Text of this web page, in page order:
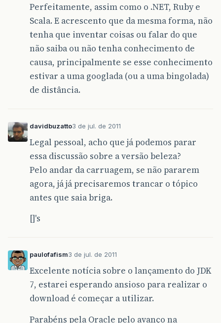
Perfeitamente, assim como o .NET, Ruby e
Scala. E acrescento que da mesma forma, não
tenha que inventar coisas ou falar do que
não saiba ou não tenha conhecimento de
causa, principalmente se esse conhecimento
estivar a uma googlada (ou a uma bingolada)
de distância.
davidbuzatto3 de jul. de 2011
Legal pessoal, acho que já podemos parar
essa discussão sobre a versão beleza?
Pelo andar da carruagem, se não pararem
agora, já já precisaremos trancar o tópico
antes que saia briga.
[]'s
paulofafism3 de jul. de 2011
Excelente notícia sobre o lançamento do JDK
7, estarei esperando ansioso para realizar o
download é começar a utilizar.
Parabéns pela Oracle pelo avanço na